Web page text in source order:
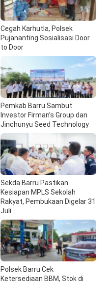
Cegah Karhutla, Polsek
Pujananting Sosialisasi Door
to Door
Pemkab Barru Sambut
Investor Firman’s Group dan
Jinchunyu Seed Technology
Sekda Barru Pastikan
Kesiapan MPLS Sekolah
Rakyat, Pembukaan Digelar 31
Juli
Polsek Barru Cek
Ketersediaan BBM, Stok di